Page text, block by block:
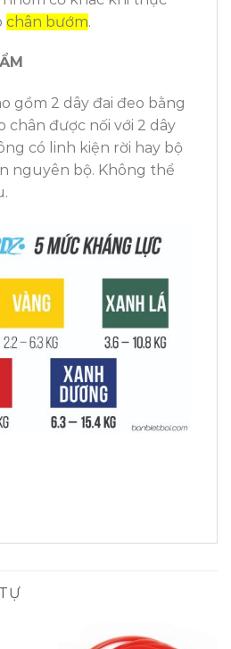
chân bướm.
gồm 2 dây đai đeo bằng
chân được nối với 2 dây
có linh kiện rời hay bộ
nguyên bộ. Không thể